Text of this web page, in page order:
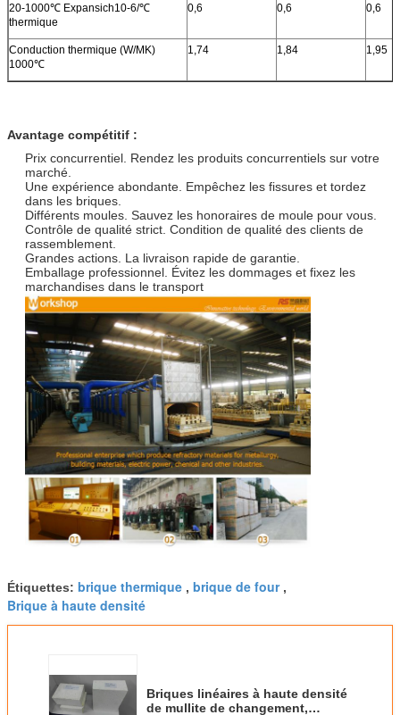
20-1000℃ Expansich10-6/℃
thermique
0,6 0,6 0,6
Conduction thermique (W/MK)
1000℃
1,74 1,84 1,95
Avantage compétitif :
Prix concurrentiel. Rendez les produits concurrentiels sur votre
marché.
Une expérience abondante. Empêchez les fissures et tordez
dans les briques.
Différents moules. Sauvez les honoraires de moule pour vous.
Contrôle de qualité strict. Condition de qualité des clients de
rassemblement.
Grandes actions. La livraison rapide de garantie.
Emballage professionnel. Évitez les dommages et fixez les
marchandises dans le transport
Étiquettes: brique thermique , brique de four,
Brique à haute densité
Briques linéaires à haute densité
de mullite de changement,